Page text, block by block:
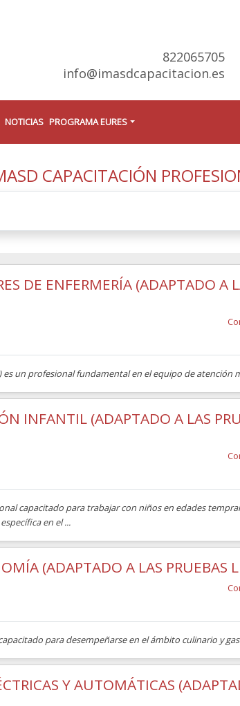
822065705
info@imasdcapacitacion.es
NOTICIAS PROGRAMA EURES
CAPACITACIÓN
DE ENFERMERÍA (ADAPTADO A
es un profesional fundamental en el equipo de atención
INFANTIL (ADAPTADO A LAS
capacitado para trabajar con niños en edades
en el ...
(ADAPTADO A LAS PRUEBAS
para desempeñarse en el ámbito culinario y
Y AUTOMÁTICAS